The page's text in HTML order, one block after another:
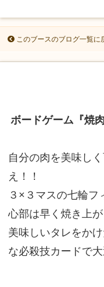
このブースのブログ一覧に
ボードゲーム『焼
自分の肉を美味し
え！！
３×３マスの七輪フ
心部は早く焼き上が
美味しいタレをか
な必殺技カードで